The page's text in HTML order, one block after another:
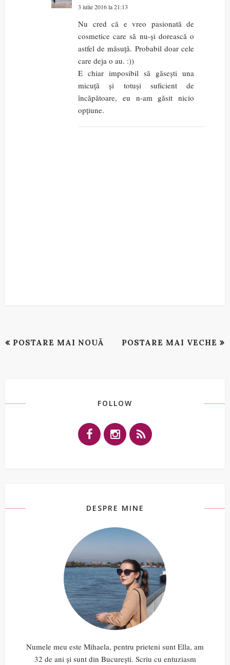
3 iulie 2016 la 21:13
Nu cred că e vreo pasionată de
cosmetice care să nu-și dorească o
astfel de măsuță. Probabil doar cele
care deja o au. :))
E chiar imposibil să găsești una
micuță și totuși suficient de
încăpătoare, eu n-am găsit nicio
opțiune.
POSTARE MAI NOUĂ POSTARE MAI VECHE
FOLLOW
DESPRE MINE
Numele meu este Mihaela, pentru prieteni sunt Ella, am
32 de ani și sunt din București. Scriu cu entuziasm